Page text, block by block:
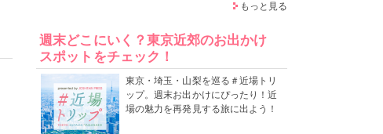
もっと見る
週末どこにいく？東京近郊のお出かけ
スポットをチェック！
東京・埼玉・山梨を巡る＃近場トリ
ップ。週末お出かけにぴったり！近
場の魅力を再発見する旅に出よう！